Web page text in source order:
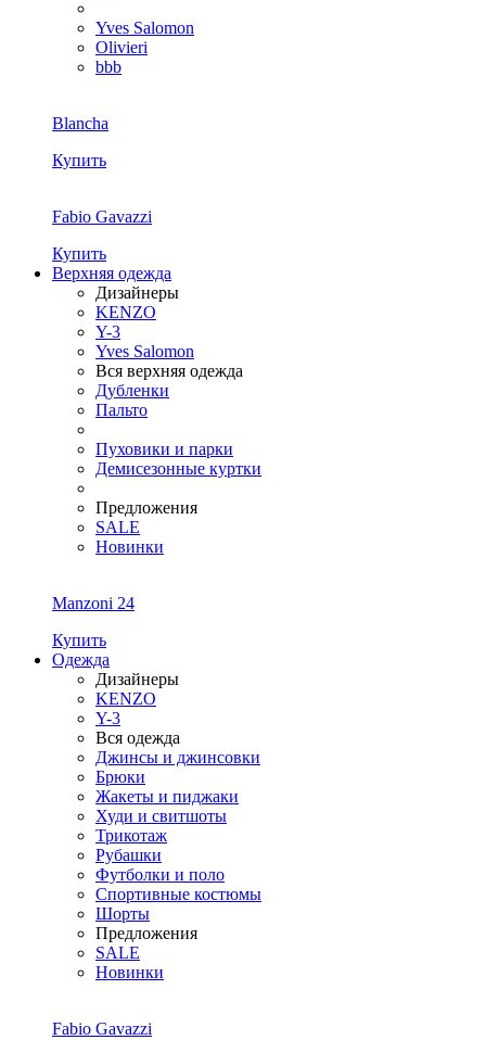
Yves Salomon
Olivieri
bbb
Blancha
Купить
Fabio Gavazzi
Купить
Верхняя одежда
Дизайнеры
KENZO
Y-3
Yves Salomon
Вся верхняя одежда
Дубленки
Пальто
Пуховики и парки
Демисезонные куртки
Предложения
SALE
Новинки
Manzoni 24
Купить
Одежда
Дизайнеры
KENZO
Y-3
Вся одежда
Джинсы и джинсовки
Брюки
Жакеты и пиджаки
Худи и свитшоты
Трикотаж
Рубашки
Футболки и поло
Спортивные костюмы
Шорты
Предложения
SALE
Новинки
Fabio Gavazzi